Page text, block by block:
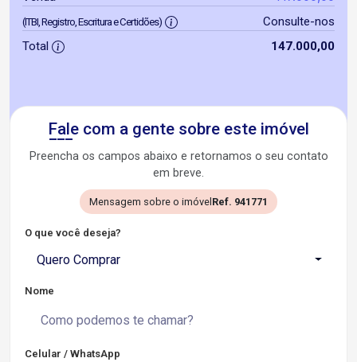
(ITBI, Registro, Escritura e Certidões)
Consulte-nos
Total
147.000,00
Fale com a gente sobre este imóvel
Preencha os campos abaixo e retornamos o seu contato
em breve.
Mensagem sobre o imóvelRef. 941771
O que você deseja?
Quero Comprar
Nome
Celular / WhatsApp